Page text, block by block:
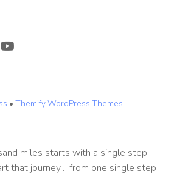
•Themify WordPress Themes
miles starts with a single step.
that journey… from one single step